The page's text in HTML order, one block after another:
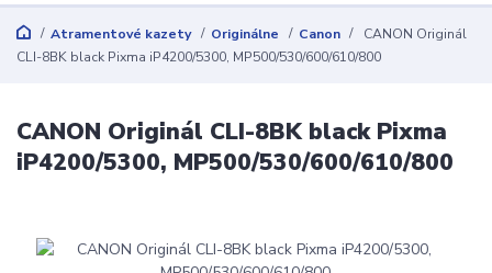
Atramentové kazety Originálne Canon
CANON Originál
CLI-8BK black Pixma iP4200/5300, MP500/530/600/610/800
CANON Originál CLI-8BK black Pixma
iP4200/5300, MP500/530/600/610/800